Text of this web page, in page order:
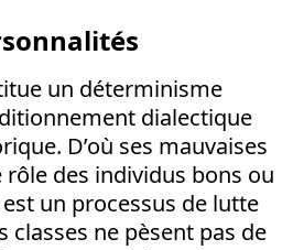
un déterminisme
dialectique
D’où ses mauvaises
des individus bons ou
est un processus de lutte
classes ne pèsent pas de